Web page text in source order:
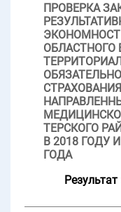
ПРОВЕРКА
ТЕРСКОГО
В 2018 ГОДУ
ГОДА